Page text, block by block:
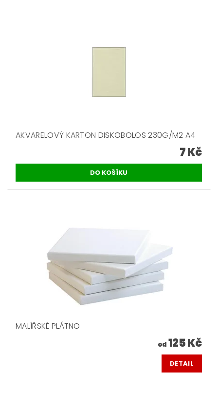
AKVARELOVÝ KARTON DISKOBOLOS 230G/M2 A4
7 Kč
MALÍŘSKÉ PLÁTNO
od 125 Kč
DETAIL